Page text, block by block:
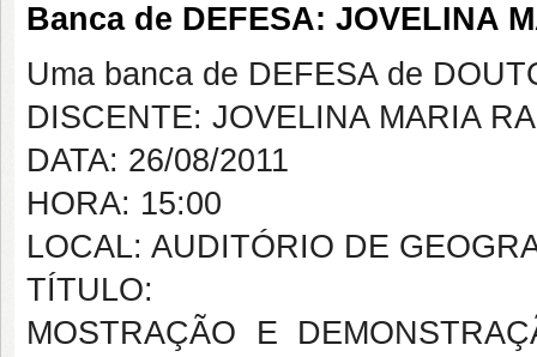
Banca de DEFESA: JOVELINA
Uma banca de DEFESA de
DISCENTE: JOVELINA MARIA
DATA: 26/08/2011
HORA: 15:00
LOCAL: AUDITÓRIO DE
TÍTULO:
MOSTRAÇÃO E